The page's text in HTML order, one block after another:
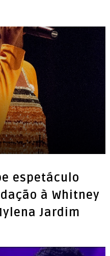
espetáculo
à Whitney
Jardim